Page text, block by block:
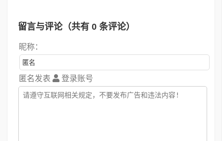
留言与评论（共有 0 条评论）
昵称：
匿名发表 登录账号